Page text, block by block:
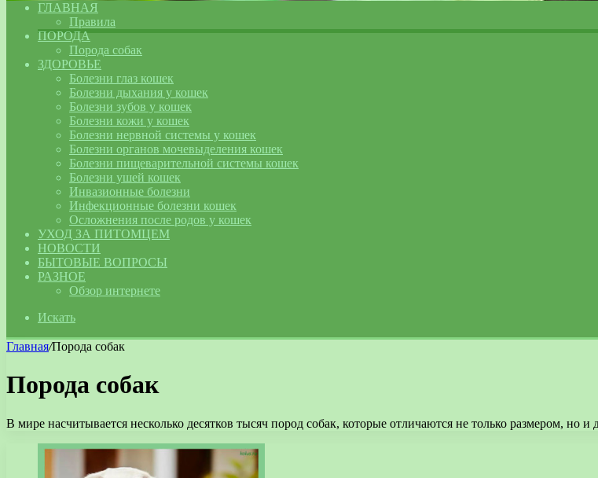
ГЛАВНАЯ
Правила
ПОРОДА
Порода собак
ЗДОРОВЬЕ
Болезни глаз кошек
Болезни дыхания у кошек
Болезни зубов у кошек
Болезни кожи у кошек
Болезни нервной системы у кошек
Болезни органов мочевыделения кошек
Болезни пищеварительной системы кошек
Болезни ушей кошек
Инвазионные болезни
Инфекционные болезни кошек
Осложнения после родов у кошек
УХОД ЗА ПИТОМЦЕМ
НОВОСТИ
БЫТОВЫЕ ВОПРОСЫ
РАЗНОЕ
Обзор интернете
Искать
Главная/Порода собак
Порода собак
В мире насчитывается несколько десятков тысяч пород собак, которые отличаются не только размером,